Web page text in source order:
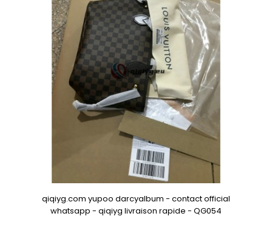
qiqiyg.com yupoo darcyalbum - contact official
whatsapp - qiqiyg livraison rapide - QG054